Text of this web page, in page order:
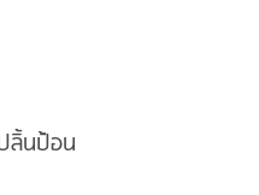
ลิ้นป้อน